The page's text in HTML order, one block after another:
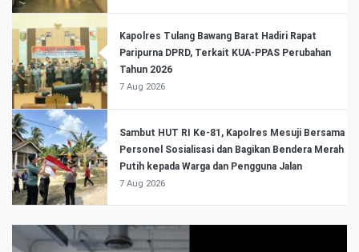
Kapolres Tulang Bawang Barat Hadiri Rapat
Paripurna DPRD, Terkait KUA-PPAS Perubahan
Tahun 2026
7 Aug 2026
Sambut HUT RI Ke-81, Kapolres Mesuji Bersama
Personel Sosialisasi dan Bagikan Bendera Merah
Putih kepada Warga dan Pengguna Jalan
7 Aug 2026